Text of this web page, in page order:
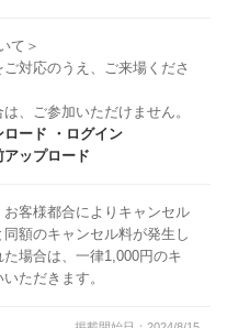
て＞
対応のうえ、ご来場くださ
、ご参加いただけません。
ード ・ログイン
ップロード
お客様都合によりキャンセル
額のキャンセル料が発生し
場合は、一律1,000円のキ
ただきます。